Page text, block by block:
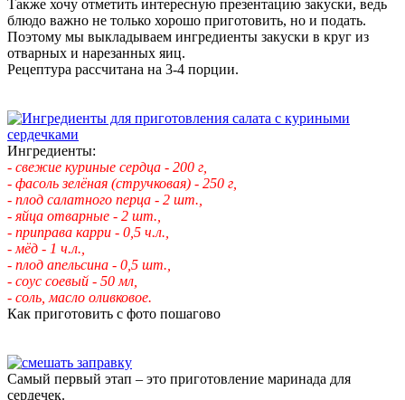
Также хочу отметить интересную презентацию закуски, ведь
блюдо важно не только хорошо приготовить, но и подать.
Поэтому мы выкладываем ингредиенты закуски в круг из
отварных и нарезанных яиц.
Рецептура рассчитана на 3-4 порции.
Ингредиенты:
- свежие куриные сердца - 200 г,
- фасоль зелёная (стручковая) - 250 г,
- плод салатного перца - 2 шт.,
- яйца отварные - 2 шт.,
- приправа карри - 0,5 ч.л.,
- мёд - 1 ч.л.,
- плод апельсина - 0,5 шт.,
- соус соевый - 50 мл,
- соль, масло оливковое.
Как приготовить с фото пошагово
Самый первый этап – это приготовление маринада для
сердечек.